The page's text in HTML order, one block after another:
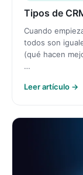
Tipos de
Cuando
todos son
(qué hacen
…
Leer artículo →